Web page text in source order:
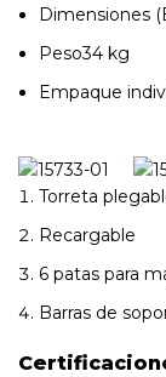
Dimensiones
Peso34 kg
Empaque
Torreta
Recargable
6 patas para
Barras de